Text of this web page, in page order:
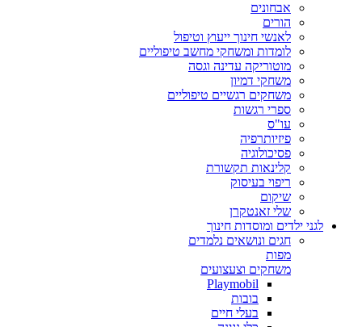
אבחונים
הורים
לאנשי חינוך ייעוץ וטיפול
לומדות ומשחקי מחשב טיפוליים
מוטוריקה עדינה וגסה
משחקי דמיון
משחקים רגשיים טיפוליים
ספרי רגשות
עו"ס
פיזיותרפיה
פסיכולוגיה
קלינאות תקשורת
ריפוי בעיסוק
שיקום
שלי זאנטקרן
לגני ילדים ומוסדות חינוך
חגים ונושאים נלמדים
מפות
משחקים וצעצועים
Playmobil
בובות
בעלי חיים